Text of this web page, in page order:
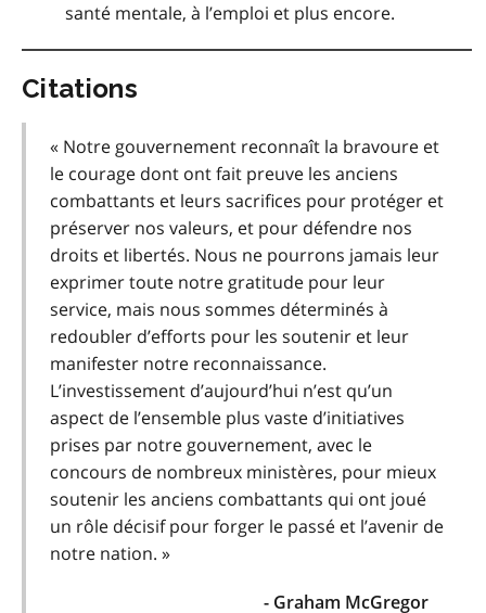
santé mentale, à l’emploi et plus encore.
Citations
« Notre gouvernement reconnaît la bravoure et
le courage dont ont fait preuve les anciens
combattants et leurs sacrifices pour protéger et
préserver nos valeurs, et pour défendre nos
droits et libertés. Nous ne pourrons jamais leur
exprimer toute notre gratitude pour leur
service, mais nous sommes déterminés à
redoubler d’efforts pour les soutenir et leur
manifester notre reconnaissance.
L’investissement d’aujourd’hui n’est qu’un
aspect de l’ensemble plus vaste d’initiatives
prises par notre gouvernement, avec le
concours de nombreux ministères, pour mieux
soutenir les anciens combattants qui ont joué
un rôle décisif pour forger le passé et l’avenir de
notre nation. »
- Graham McGregor